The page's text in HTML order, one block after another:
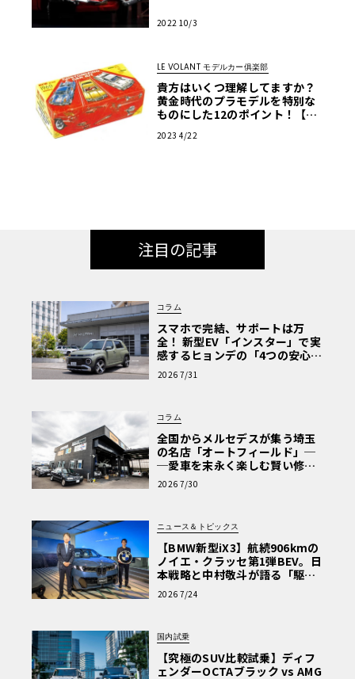
2022 10/3
LE VOLANT モデルカー俱楽部
貴方はいくつ理解してますか？
黄金時代のプラモデルを特別な
ものにした12のポイント！【ア
ル】第2回
2023 4/22
注目の記事
コラム
スマホで完結、サポートは万
全！ 新型EV「インスター」で実
感するヒョンデの「4つの安心」
【第1回・ヒョンデ6つの疑問：
Why? Hyundai?】〈PR〉
2026 7/31
コラム
全国からメルセデスが集う埼玉
の名店「オートフィールド」─
─愛車を末永く楽しむ賢い修理
術と、プロがフックス製オイル
を選ぶ理由〈PR〉
2026 7/30
ニュース＆トピックス
【BMW新型iX3】航続906kmの
ノイエ・クラッセ第1弾BEV。日
本戦略と中村敬斗が語る「駆け
ぬける歓び」
2026 7/24
国内試乗
【究極のSUV比較試乗】ディフ
ェンダーOCTAブラック vs AMG